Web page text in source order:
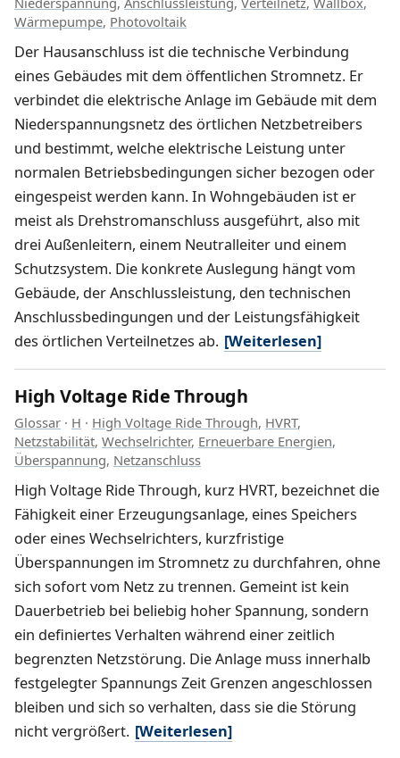
Wärmepumpe, Photovoltaik
Der Hausanschluss ist die technische Verbindung
eines Gebäudes mit dem öffentlichen Stromnetz. Er
verbindet die elektrische Anlage im Gebäude mit dem
Niederspannungsnetz des örtlichen Netzbetreibers
und bestimmt, welche elektrische Leistung unter
normalen Betriebsbedingungen sicher bezogen oder
eingespeist werden kann. In Wohngebäuden ist er
meist als Drehstromanschluss ausgeführt, also mit
drei Außenleitern, einem Neutralleiter und einem
Schutzsystem. Die konkrete Auslegung hängt vom
Gebäude, der Anschlussleistung, den technischen
Anschlussbedingungen und der Leistungsfähigkeit
des örtlichen Verteilnetzes ab. [Weiterlesen]
High Voltage Ride Through
Glossar · H · High Voltage Ride Through, HVRT,
Netzstabilität, Wechselrichter, Erneuerbare Energien,
Überspannung, Netzanschluss
High Voltage Ride Through, kurz HVRT, bezeichnet die
Fähigkeit einer Erzeugungsanlage, eines Speichers
oder eines Wechselrichters, kurzfristige
Überspannungen im Stromnetz zu durchfahren, ohne
sich sofort vom Netz zu trennen. Gemeint ist kein
Dauerbetrieb bei beliebig hoher Spannung, sondern
ein definiertes Verhalten während einer zeitlich
begrenzten Netzstörung. Die Anlage muss innerhalb
festgelegter Spannungs Zeit Grenzen angeschlossen
bleiben und sich so verhalten, dass sie die Störung
nicht vergrößert. [Weiterlesen]